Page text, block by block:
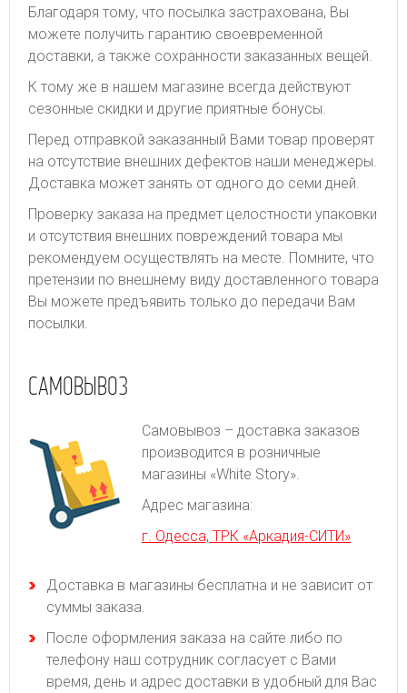
Благодаря тому, что посылка застрахована, Вы
можете получить гарантию своевременной
доставки, а также сохранности заказанных вещей.
К тому же в нашем магазине всегда действуют
сезонные скидки и другие приятные бонусы.
Перед отправкой заказанный Вами товар проверят
на отсутствие внешних дефектов наши менеджеры.
Доставка может занять от одного до семи дней.
Проверку заказа на предмет целостности упаковки
и отсутствия внешних повреждений товара мы
рекомендуем осуществлять на месте. Помните, что
претензии по внешнему виду доставленного товара
Вы можете предъявить только до передачи Вам
посылки.
САМОВЫВОЗ
Самовывоз – доставка заказов
производится в розничные
магазины «White Story».
Адрес магазина:
г. Одесса, ТРК «Аркадия-СИТИ»
Доставка в магазины бесплатна и не зависит от
суммы заказа.
После оформления заказа на сайте либо по
телефону наш сотрудник согласует с Вами
время, день и адрес доставки в удобный для Вас